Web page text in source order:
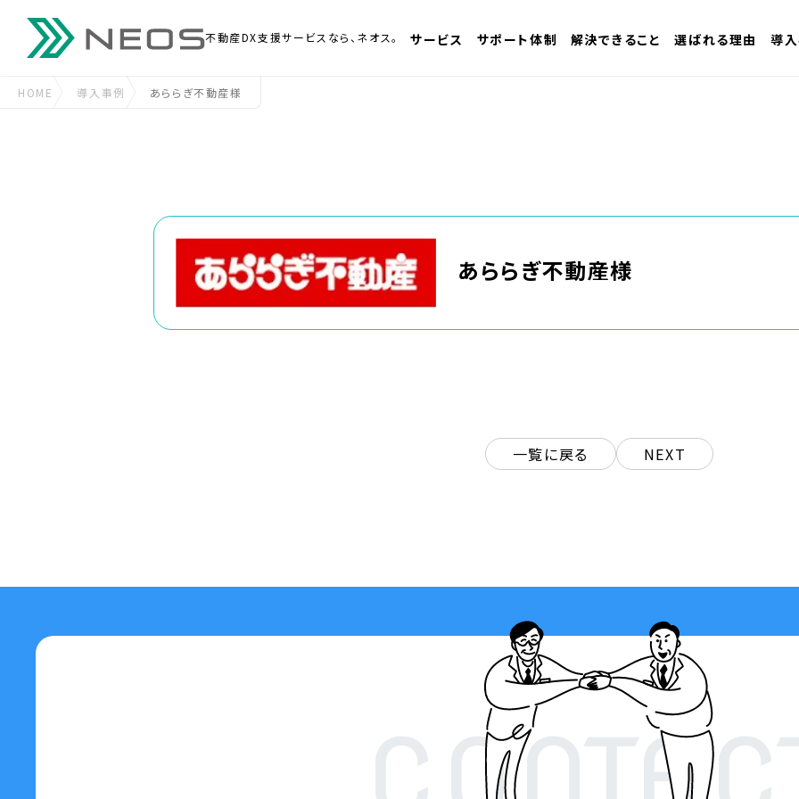
不動産DX支援サービスなら、ネオス。 サービス サポート体制 解決できること 選ばれる理由 導
HOME 導入事例 あららぎ不動産様
あららぎ不動産様
一覧に戻る NEXT